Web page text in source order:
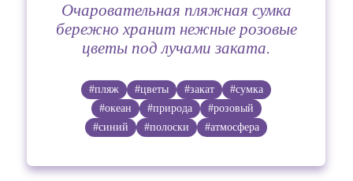
Очаровательная пляжная сумка
бережно хранит нежные розовые
цветы под лучами заката.
#пляж #цветы #закат
#сумка
#океан
#природа
#розовый
#синий
#полоски #атмосфера